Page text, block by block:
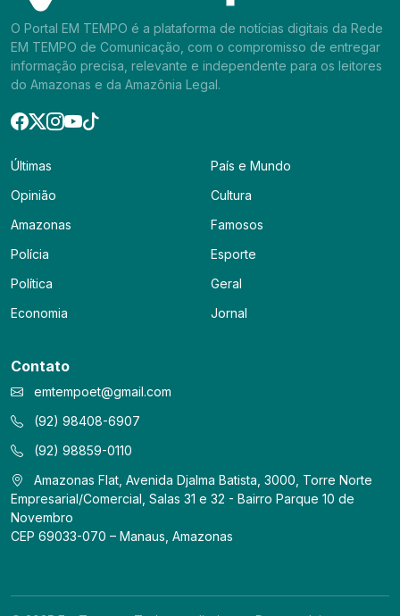
O Portal EM TEMPO é a plataforma de notícias digitais da Rede
EM TEMPO de Comunicação, com o compromisso de entregar
informação precisa, relevante e independente para os leitores
do Amazonas e da Amazônia Legal.
Últimas
Opinião
Amazonas
Polícia
Política
Economia
País e Mundo
Cultura
Famosos
Esporte
Geral
Jornal
Contato
emtempoet@gmail.com
(92) 98408-6907
(92) 98859-0110
Amazonas Flat, Avenida Djalma Batista, 3000, Torre Norte
Empresarial/Comercial, Salas 31 e 32 - Bairro Parque 10 de
Novembro
CEP 69033-070 – Manaus, Amazonas